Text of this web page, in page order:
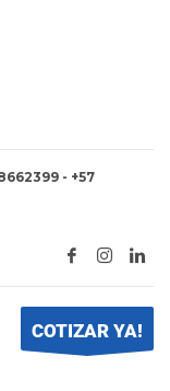
- +57
COTIZAR YA!